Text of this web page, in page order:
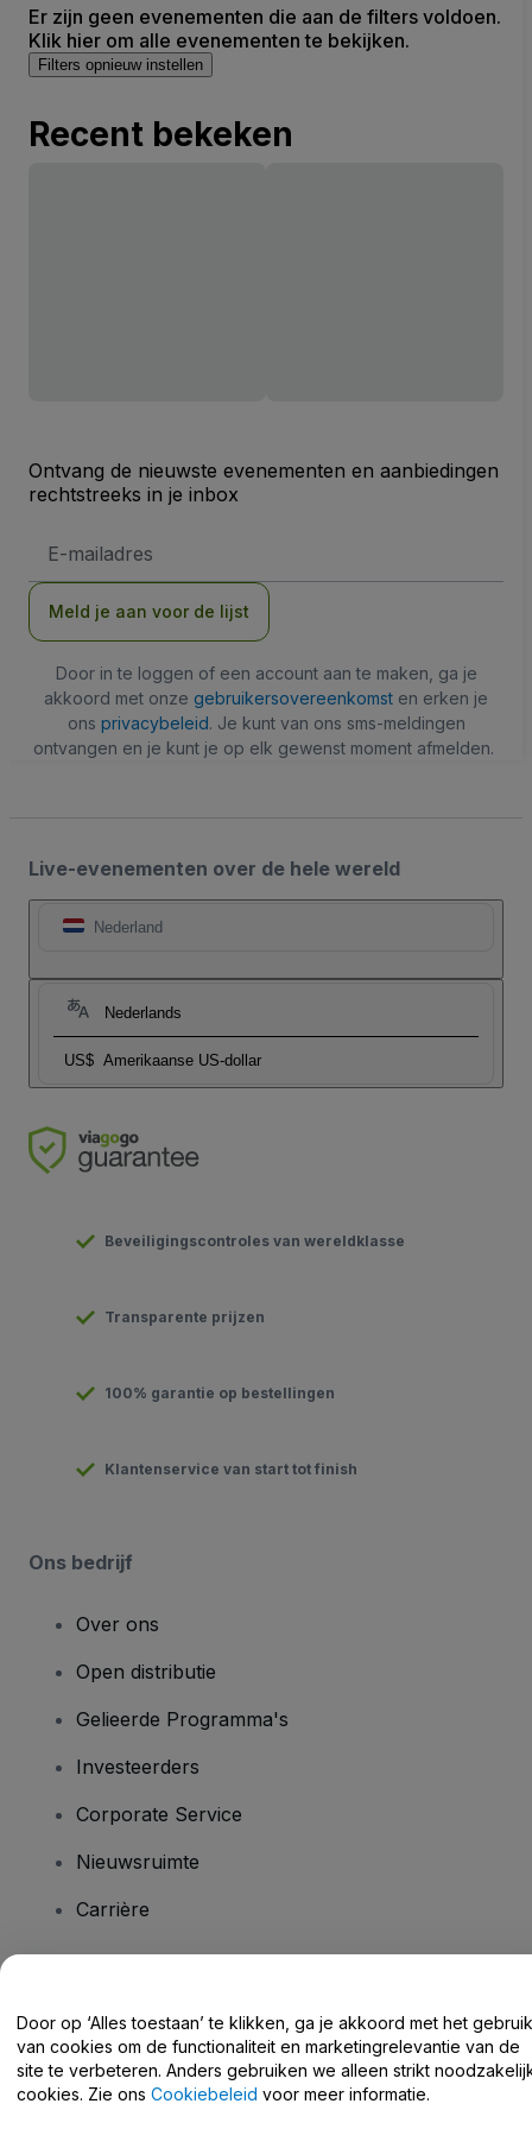
Er zijn geen evenementen die aan de filters voldoen.
Klik hier om alle evenementen te bekijken.
Filters opnieuw instellen
Recent bekeken
Ontvang de nieuwste evenementen en aanbiedingen
rechtstreeks in je inbox
mailadres
Meld je aan voor de lijst
Door in te loggen of een account aan te maken, ga je
akkoord met onze gebruikersovereenkomst en erken je
ons privacybeleid. Je kunt van ons sms-meldingen
ontvangen en je kunt je op elk gewenst moment afmelden.
Live-evenementen over de hele wereld
Nederland
Nederlands
US$ Amerikaanse US-dollar
Beveiligingscontroles van wereldklasse
Transparente prijzen
100% garantie op bestellingen
Klantenservice van start tot finish
Ons bedrijf
Over ons
Open distributie
Gelieerde Programma's
Investeerders
Corporate Service
Nieuwsruimte
Carrière
Helpcentrum / Neem Contact Met Ons Op
Door op ‘Alles toestaan’ te klikken, ga je akkoord met het gebruik
van cookies om de functionaliteit en marketingrelevantie van de
site te verbeteren. Anders gebruiken we alleen strikt
cookies. Zie ons Cookiebeleid voor meer informatie.